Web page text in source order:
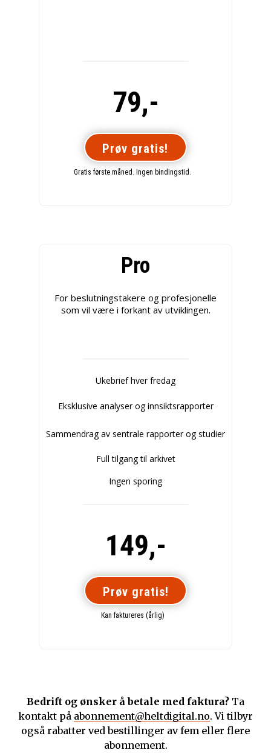
79,-
Prøv gratis!
Gratis første måned. Ingen bindingstid.
Pro
For beslutningstakere og profesjonelle
som vil være i forkant av utviklingen.
Ukebrief hver fredag
Eksklusive analyser og innsiktsrapporter
Sammendrag av sentrale rapporter og studier
Full tilgang til arkivet
Ingen sporing
149,-
Prøv gratis!
Kan faktureres (årlig)
Bedrift og ønsker å betale med faktura? Ta
kontakt på abonnement@heltdigital.no. Vi tilbyr
også rabatter ved bestillinger av fem eller flere
abonnement.